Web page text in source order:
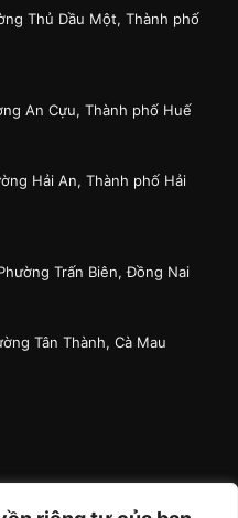
Thủ Dầu Một, Thành phố
An Cựu, Thành phố Huế
Hải An, Thành phố Hải
Trấn Biên, Đồng Nai
Tân Thành, Cà Mau